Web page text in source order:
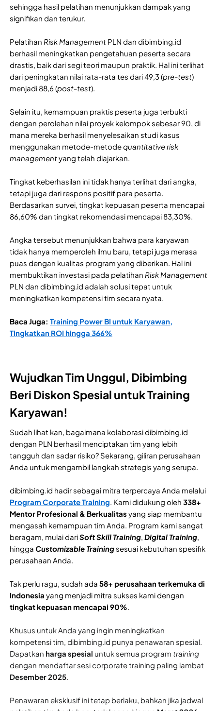
sehingga hasil pelatihan menunjukkan dampak yang
signifikan dan terukur.
Pelatihan Risk Management PLN dan dibimbing.id
berhasil meningkatkan pengetahuan peserta secara
drastis, baik dari segi teori maupun praktik. Hal ini terlihat
dari peningkatan nilai rata-rata tes dari 49,3 (pre-test)
menjadi 88,6 (post-test).
Selain itu, kemampuan praktis peserta juga terbukti
dengan perolehan nilai proyek kelompok sebesar 90, di
mana mereka berhasil menyelesaikan studi kasus
menggunakan metode-metodequantitative risk
managementyang telah diajarkan.
Tingkat keberhasilan ini tidak hanya terlihat dari angka,
tetapi juga dari respons positif para peserta.
Berdasarkan survei, tingkat kepuasan peserta mencapai
86,60% dan tingkat rekomendasi mencapai 83,30%.
Angka tersebut menunjukkan bahwa para karyawan
tidak hanya memperoleh ilmu baru, tetapi juga merasa
puas dengan kualitas program yang diberikan. Hal ini
membuktikan investasi pada pelatihan Risk Management
PLN dan dibimbing.id adalah solusi tepat untuk
meningkatkan kompetensi tim secara nyata.
Baca Juga: Training Power BI untuk Karyawan,
Tingkatkan ROI hingga 366%
Wujudkan Tim Unggul, Dibimbing
Beri Diskon Spesial untuk Training
Karyawan!
Sudah lihat kan, bagaimana kolaborasi dibimbing.id
dengan PLN berhasil menciptakan tim yang lebih
tangguh dan sadar risiko? Sekarang, giliran perusahaan
Anda untuk mengambil langkah strategis yang serupa.
dibimbing.id hadir sebagai mitra terpercaya Anda melalui
Program Corporate Training . Kami didukung oleh 338+
Mentor Profesional & Berkualitas yang siap membantu
mengasah kemampuan tim Anda. Program kami sangat
beragam, mulai dariSoft Skill Training Digital Training
hingga Customizable Training sesuai kebutuhan spesifik
perusahaan Anda.
Tak perlu ragu, sudah ada 58+ perusahaan terkemuka di
Indonesia yang menjadi mitra sukses kami dengan
tingkat kepuasan mencapai 90%
Khusus untuk Anda yang ingin meningkatkan
kompetensi tim, dibimbing.id punya penawaran spesial.
Dapatkan harga spesial untuk semua program training
dengan mendaftar sesi corporate training paling lambat
Desember 2025
Penawaran eksklusif ini tetap berlaku, bahkan jika jadwal